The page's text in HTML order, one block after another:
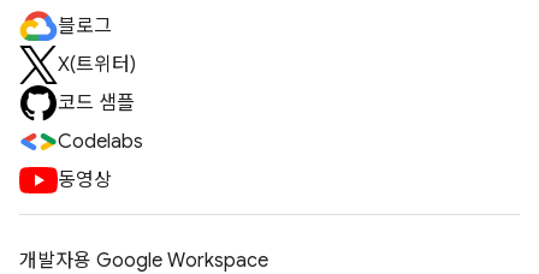
블로그
X(트위터)
코드 샘플
Codelabs
동영상
개발자용 Google Workspace